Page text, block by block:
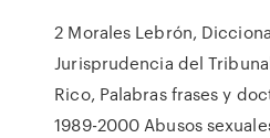
2 Morales Lebrón,
Jurisprudencia del
Rico, Palabras frases y
1989-2000 Abusos